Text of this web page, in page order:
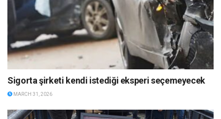
Sigorta şirketi kendi istediği eksperi seçemeyecek
MARCH 31, 2026